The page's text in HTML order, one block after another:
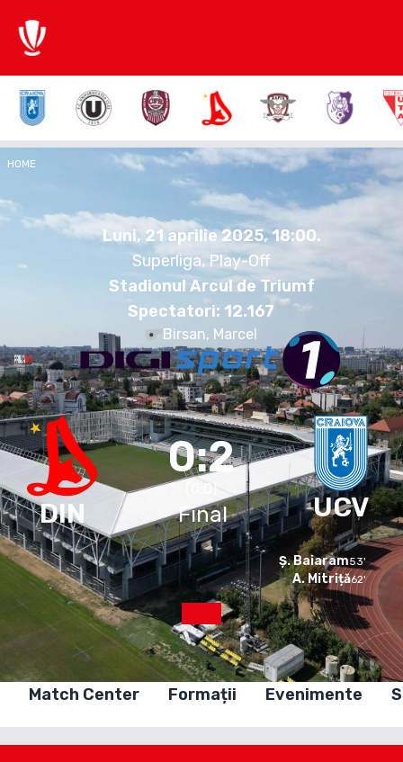
HOME
Luni, 21 aprilie 2025, 18:00.
Superliga, Play-Off
Stadionul Arcul de Triumf
Spectatori: 12.167
Birsan, Marcel
DIN
0:2
0 )
Final UCV
Ș. Baiaram53'
A. Mitriță62'
0:2
UCV
Luni, 21 aprilie 2025.
18:00
Match Center Formații Evenimente